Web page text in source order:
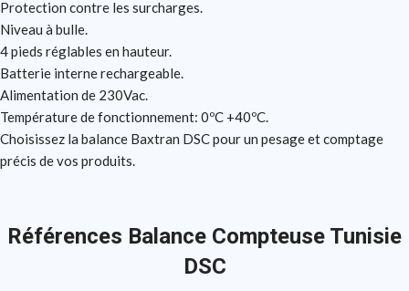
Protection contre les surcharges.
Niveau à bulle.
4 pieds réglables en hauteur.
Batterie interne rechargeable.
Alimentation de 230Vac.
Température de fonctionnement: 0ºC +40ºC.
Choisissez la balance Baxtran DSC pour un pesage et comptage
précis de vos produits.
Références Balance Compteuse Tunisie
DSC